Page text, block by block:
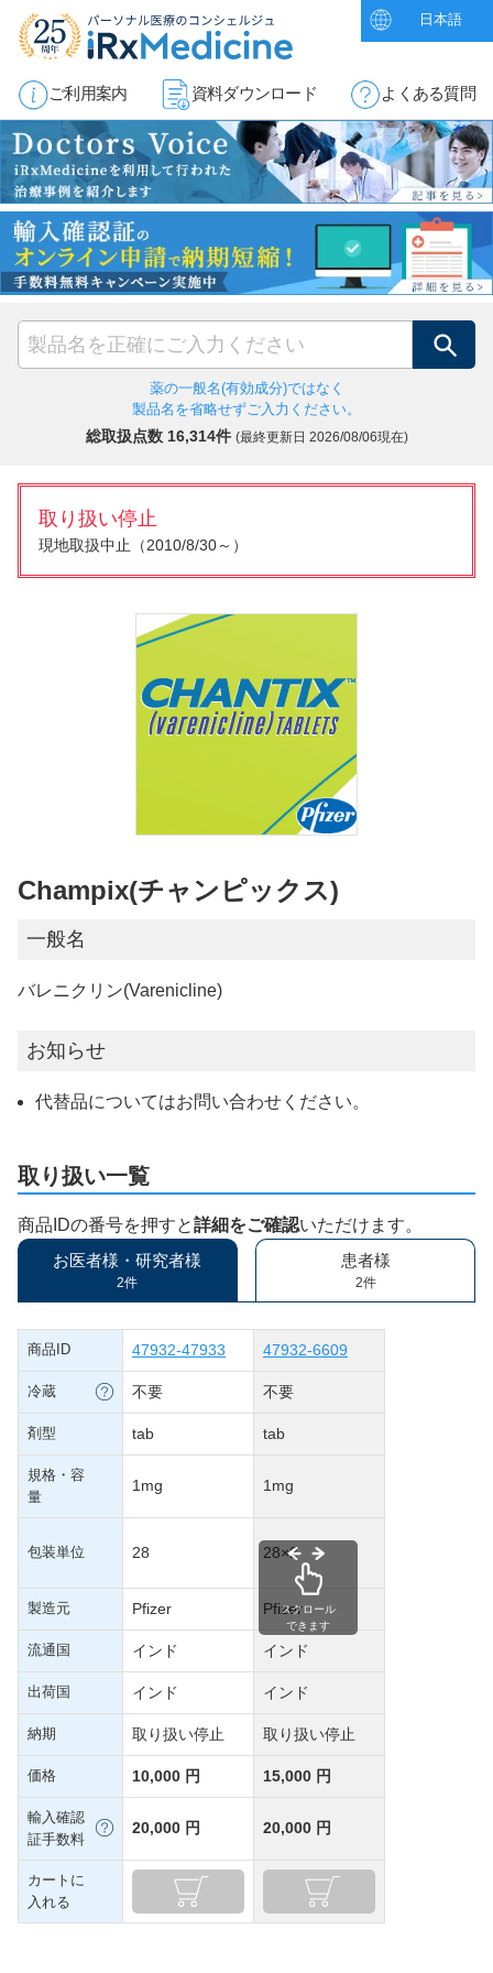
日本語
ご利用案内 資料ダウンロード よくある質問
検索
薬の一般名(有効成分)ではなく
製品名を省略せずご入力ください。
総取扱点数 16,314件 (最終更新日 2026/08/06現在)
取り扱い停止
現地取扱中止（2010/8/30～）
Champix(チャンピックス)
一般名
バレニクリン(Varenicline)
お知らせ
代替品についてはお問い合わせください。
取り扱い一覧
商品IDの番号を押すと詳細をご確認いただけます。
お医者様・研究者様
2件
患者様
2件
商品ID 47932-47933 47932-6609
冷蔵 不要 不要
剤型 tab tab
規格・容
量
1mg 1mg
包装単位 28 28×2
製造元 Pfizer Pfizer
流通国 インド インド
出荷国 インド インド
納期 取り扱い停止 取り扱い停止
価格 10,000 円 15,000 円
輸入確認
証手数料
20,000 円 20,000 円
カートに
入れる
スクロール
できます